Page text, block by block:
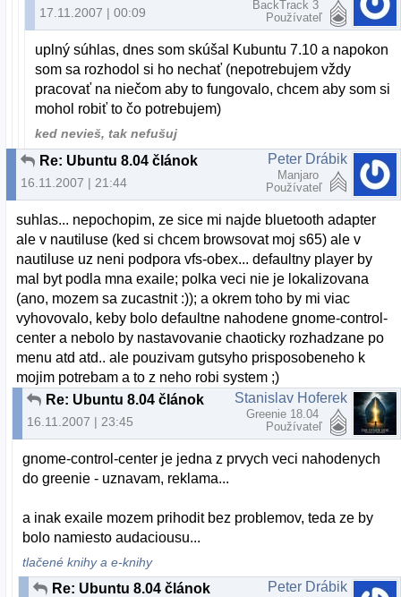
17.11.2007 | 00:09
BackTrack 3
Používateľ
uplný súhlas, dnes som skúšal Kubuntu 7.10 a napokon
som sa rozhodol si ho nechať (nepotrebujem vždy
pracovať na niečom aby to fungovalo, chcem aby som si
mohol robiť to čo potrebujem)
ked nevieš, tak nefušuj
Re: Ubuntu 8.04 článok
16.11.2007 | 21:44
Peter Drábik
Manjaro
Používateľ
suhlas... nepochopim, ze sice mi najde bluetooth adapter
ale v nautiluse (ked si chcem browsovat moj s65) ale v
nautiluse uz neni podpora vfs-obex... defaultny player by
mal byt podla mna exaile; polka veci nie je lokalizovana
(ano, mozem sa zucastnit :)); a okrem toho by mi viac
vyhovovalo, keby bolo defaultne nahodene gnome-control-
center a nebolo by nastavovanie chaoticky rozhadzane po
menu atd atd.. ale pouzivam gutsyho prisposobeneho k
mojim potrebam a to z neho robi system ;)
Re: Ubuntu 8.04 článok
16.11.2007 | 23:45
Stanislav Hoferek
Greenie 18.04
Používateľ
gnome-control-center je jedna z prvych veci nahodenych
do greenie - uznavam, reklama...
a inak exaile mozem prihodit bez problemov, teda ze by
bolo namiesto audaciousu...
tlačené knihy a e-knihy
Re: Ubuntu 8.04 článok Peter Drábik